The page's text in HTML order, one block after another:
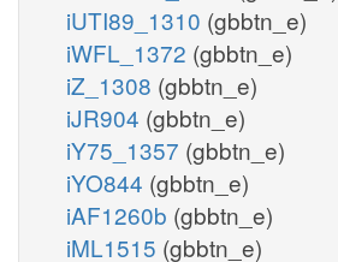
iUTI89_1310 (gbbtn_e)
iWFL_1372 (gbbtn_e)
iZ_1308 (gbbtn_e)
iJR904 (gbbtn_e)
iY75_1357 (gbbtn_e)
iYO844 (gbbtn_e)
iAF1260b (gbbtn_e)
iML1515 (gbbtn_e)